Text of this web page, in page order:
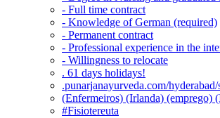
- Full time contract
- Knowledge of German (required)
- Permanent contract
- Professional experience in the
- Willingness to relocate
. 61 days holidays!
.punarjanayurveda.com/
(Enfermeiros) (Irlanda) (emprego)
#Fisiotereuta